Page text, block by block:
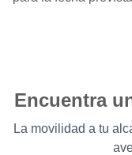
Encuentra
La movilidad a tu